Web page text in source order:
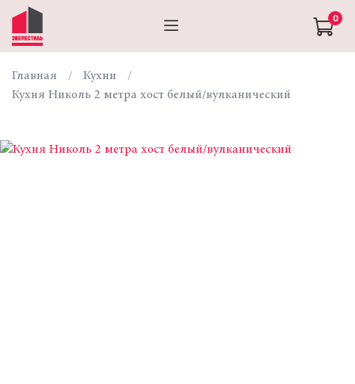
0
Главная
Кухни
Кухня Николь 2 метра хост белый/вулканический